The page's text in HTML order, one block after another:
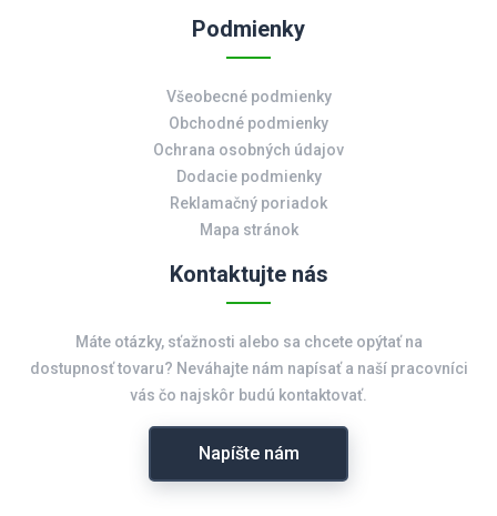
Podmienky
Všeobecné podmienky
Obchodné podmienky
Ochrana osobných údajov
Dodacie podmienky
Reklamačný poriadok
Mapa stránok
Kontaktujte nás
Máte otázky, sťažnosti alebo sa chcete opýtať na
dostupnosť tovaru? Neváhajte nám napísať a naší pracovníci
vás čo najskôr budú kontaktovať.
Napíšte nám